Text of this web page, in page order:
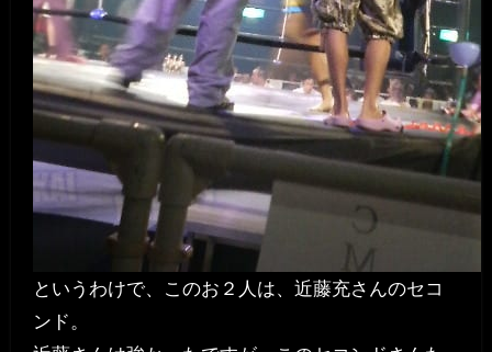
というわけで、このお２人は、近藤充さんのセコ
ンド。